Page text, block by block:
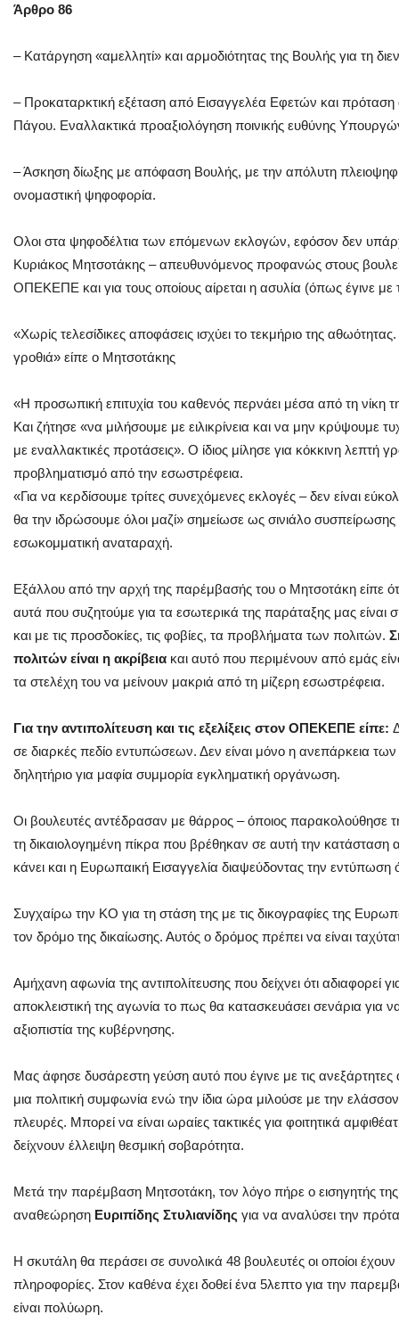
Άρθρο 86
– Κατάργηση «αμελλητί» και αρμοδιότητας της Βουλής για τη
– Προκαταρκτική εξέταση από Εισαγγελέα Εφετών και
Πάγου. Εναλλακτικά προαξιολόγηση ποινικής ευθύνης
– Άσκηση δίωξης με απόφαση Βουλής, με την απόλυτη
ονομαστική ψηφοφορία.
Ολοι στα ψηφοδέλτια των επόμενων εκλογών, εφόσον δεν
Κυριάκος Μητσοτάκης – απευθυνόμενος προφανώς στους
ΟΠΕΚΕΠΕ και για τους οποίους αίρεται η ασυλία (όπως έγινε
«Χωρίς τελεσίδικες αποφάσεις ισχύει το τεκμήριο της
γροθιά» είπε ο Μητσοτάκης
«Η προσωπική επιτυχία του καθενός περνάει μέσα από τη
Και ζήτησε «να μιλήσουμε με ειλικρίνεια και να μην κρύψουμε
με εναλλακτικές προτάσεις». Ο ίδιος μίλησε για κόκκινη λεπτή
προβληματισμό από την εσωστρέφεια.
«Για να κερδίσουμε τρίτες συνεχόμενες εκλογές – δεν είναι
θα την ιδρώσουμε όλοι μαζί» σημείωσε ως σινιάλο
εσωκομματική αναταραχή.
Εξάλλου από την αρχή της παρέμβασής του ο Μητσοτάκη είπε
αυτά που συζητούμε για τα εσωτερικά της παράταξης μας είναι
και με τις προσδοκίες, τις φοβίες, τα προβλήματα των πολιτών.
πολιτών είναι η ακρίβεια και αυτό που περιμένουν από εμάς
τα στελέχη του να μείνουν μακριά από τη μίζερη εσωστρέφεια.
Για την αντιπολίτευση και τις εξελίξεις στον ΟΠΕΚΕΠΕ είπε:
σε διαρκές πεδίο εντυπώσεων. Δεν είναι μόνο η ανεπάρκεια
δηλητήριο για μαφία συμμορία εγκληματική οργάνωση.
Οι βουλευτές αντέδρασαν με θάρρος – όποιος παρακολούθησε
τη δικαιολογημένη πίκρα που βρέθηκαν σε αυτή την κατάσταση
κάνει και η Ευρωπαική Εισαγγελία διαψεύδοντας την εντύπωση
Συγχαίρω την ΚΟ για τη στάση της με τις δικογραφίες της
τον δρόμο της δικαίωσης. Αυτός ο δρόμος πρέπει να είναι
Αμήχανη αφωνία της αντιπολίτευσης που δείχνει ότι
αποκλειστική της αγωνία το πως θα κατασκευάσει σενάρια για
αξιοπιστία της κυβέρνησης.
Μας άφησε δυσάρεστη γεύση αυτό που έγινε με τις
μια πολιτική συμφωνία ενώ την ίδια ώρα μιλούσε με την
πλευρές. Μπορεί να είναι ωραίες τακτικές για φοιτητικά
δείχνουν έλλειψη θεσμική σοβαρότητα.
Μετά την παρέμβαση Μητσοτάκη, τον λόγο πήρε ο εισηγητής
αναθεώρηση Ευριπίδης Στυλιανίδης για να αναλύσει την
Η σκυτάλη θα περάσει σε συνολικά 48 βουλευτές οι οποίοι
πληροφορίες. Στον καθένα έχει δοθεί ένα 5λεπτο για την
είναι πολύωρη.